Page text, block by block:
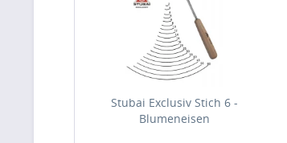
Stubai Exclusiv Stich 6 -
Blumeneisen